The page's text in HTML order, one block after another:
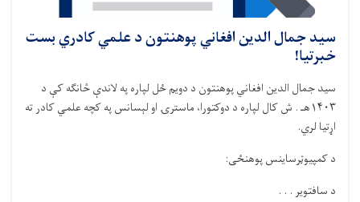
سید جمال الدین افغاني پوهنتون د علمي کادري بست
خبرتیا!
سید جمال الدین افغاني پوهنتون د دويمځل لپاره په لاندې څانگه کې د
۱۴۰۳هـ
. ش کال لپاره د دوکتورا، ماسترۍ او لېسانس په کچه علمي کادر ته
اړتیا لري.
د کمپیوټرساینسپوهنځی:
د سافتویر . . .